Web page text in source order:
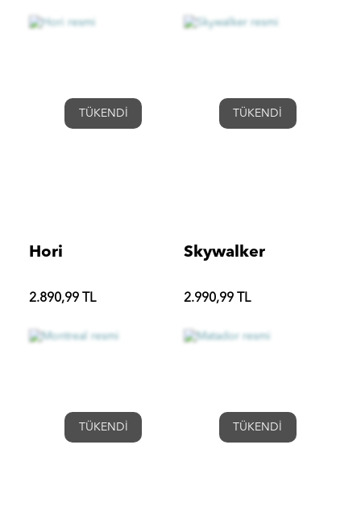
Hori
2.890,99 TL
TÜKENDİ
Skywalker
2.990,99 TL
TÜKENDİ
TÜKENDİ TÜKENDİ